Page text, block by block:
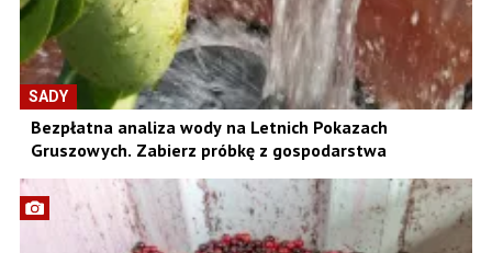
SADY
Bezpłatna analiza wody na Letnich Pokazach
Gruszowych. Zabierz próbkę z gospodarstwa